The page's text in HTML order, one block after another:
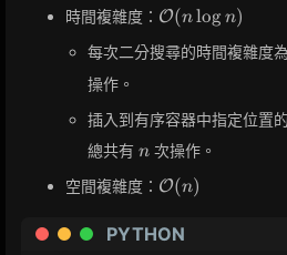
時間複雜度： \mathcal{O}
(n \log n)
O(n log n)
每次二分搜尋的時間複雜度為
操作。
插入到有序容器中指定位置
總共有 n
n 次操作。
空間複雜度： \mathcal{O}
(n)
O(n)
PYTHON